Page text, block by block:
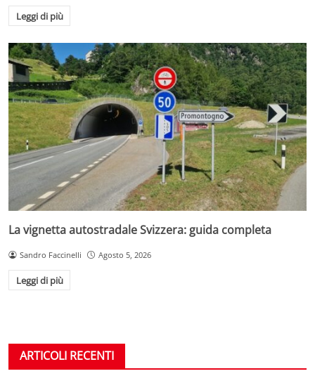
Leggi di più
La vignetta autostradale Svizzera: guida completa
Sandro Faccinelli Agosto 5, 2026
Leggi di più
ARTICOLI RECENTI